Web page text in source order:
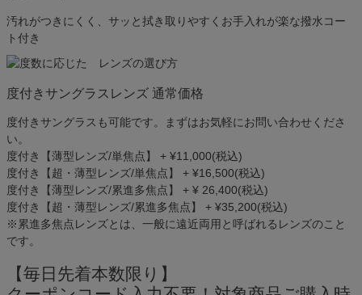
汚れがつきにくく、サッと拭き取りやすくお手入れが楽な撥水コー
ト付き
度付きサングラスレンズ 通常価格
度付きサングラスも可能です。まずはお気軽にお問い合わせくださ
い。
度付き【薄型レンズ/単焦点】 + ¥11,000(税込)
度付き【超・薄型レンズ/単焦点】 + ¥16,500(税込)
度付き【薄型レンズ/累進多焦点】 + ¥ 26,400(税込)
度付き【超・薄型レンズ/累進多焦点】 + ¥35,200(税込)
※累進多焦点レンズとは、一般に遠近両用と呼ばれるレンズのこと
です。
【毎日先着本数限り】